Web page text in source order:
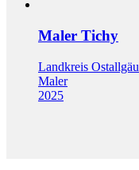
Maler Tichy
Landkreis Ostallgäu
Maler
2025